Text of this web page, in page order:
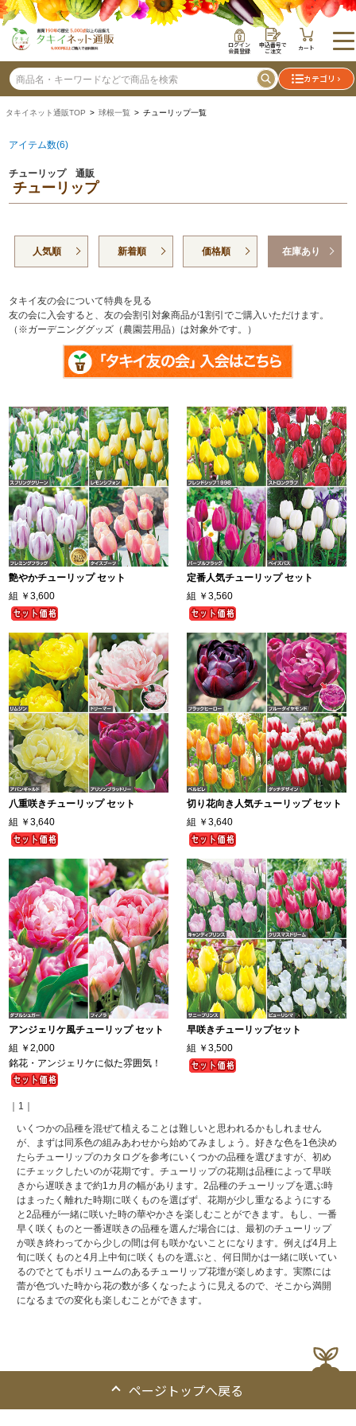
ログイン
会員登録
申込番号で
ご注文 カート
カテゴリ
タキイネット通販TOP > 球根一覧 > チューリップ一覧
アイテム数(6)
チューリップ 通販
チューリップ
人気順 新着順 価格順 在庫あり
タキイ友の会について特典を見る
友の会に入会すると、友の会割引対象商品が1割引でご購入いただけます。
（※ガーデニンググッズ（農園芸用品）は対象外です。）
艶やかチューリップ セット
組 ￥3,600
定番人気チューリップ セット
組 ￥3,560
八重咲きチューリップ セット
組 ￥3,640
切り花向き人気チューリップ セット
組 ￥3,640
アンジェリケ風チューリップ セット
組 ￥2,000
銘花・アンジェリケに似た雰囲気！
早咲きチューリップセット
組 ￥3,500
｜1｜
いくつかの品種を混ぜて植えることは難しいと思われるかもしれません
が、まずは同系色の組みあわせから始めてみましょう。好きな色を1色決め
たらチューリップのカタログを参考にいくつかの品種を選びますが、初め
にチェックしたいのが花期です。チューリップの花期は品種によって早咲
きから遅咲きまで約1カ月の幅があります。2品種のチューリップを選ぶ時
はまったく離れた時期に咲くものを選ばず、花期が少し重なるようにする
と2品種が一緒に咲いた時の華やかさを楽しむことができます。もし、一番
早く咲くものと一番遅咲きの品種を選んだ場合には、最初のチューリップ
が咲き終わってから少しの間は何も咲かないことになります。例えば4月上
旬に咲くものと4月上中旬に咲くものを選ぶと、何日間かは一緒に咲いてい
るのでとてもボリュームのあるチューリップ花壇が楽しめます。実際には
蕾が色づいた時から花の数が多くなったように見えるので、そこから満開
になるまでの変化も楽しむことができます。
ページトップへ戻る